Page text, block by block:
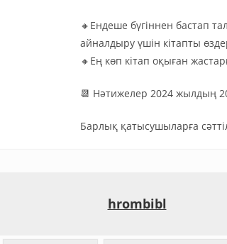
🔸Ендеше бүгіннен бастап
айналдыру үшін кітапты
🔸Ең көп кітап оқыған
📆 Нәтижелер 2024 жылдың
Барлық қатысушыларға
hrombibl